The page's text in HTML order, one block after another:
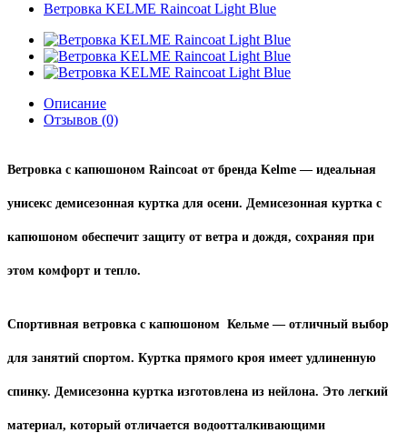
Ветровка KELME Raincoat Light Blue
Описание
Отзывов (0)
Ветровка с капюшоном Raincoat от бренда Kelme — идеальная
унисекс демисезонная куртка для осени. Демисезонная куртка с
капюшоном обеспечит защиту от ветра и дождя, сохраняя при
этом комфорт и тепло.
Спортивная ветровка с капюшоном Кельме — отличный выбор
для занятий спортом. Куртка прямого кроя имеет удлиненную
спинку. Демисезонна куртка изготовлена из нейлона. Это легкий
материал, который отличается водоотталкивающими